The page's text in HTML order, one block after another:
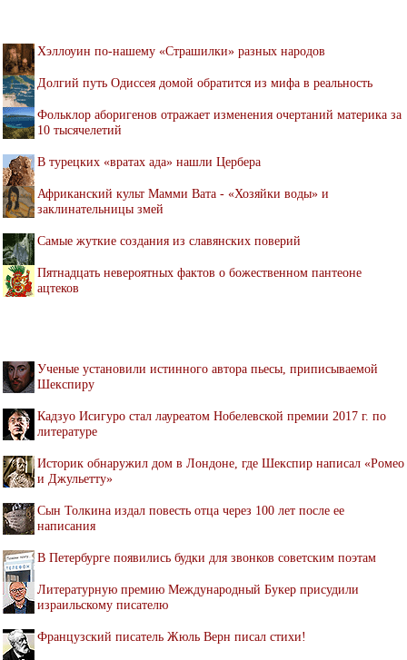
Хэллоуин по-нашему «Страшилки» разных народов
Долгий путь Одиссея домой обратится из мифа в реальность
Фольклор аборигенов отражает изменения очертаний материка за
10 тысячелетий
В турецких «вратах ада» нашли Цербера
Африканский культ Мамми Вата - «Хозяйки воды» и
заклинательницы змей
Самые жуткие создания из славянских поверий
Пятнадцать невероятных фактов о божественном пантеоне
ацтеков
Ученые установили истинного автора пьесы, приписываемой
Шекспиру
Кадзуо Исигуро стал лауреатом Нобелевской премии 2017 г. по
литературе
Историк обнаружил дом в Лондоне, где Шекспир написал «Ромео
и Джульетту»
Сын Толкина издал повесть отца через 100 лет после ее
написания
В Петербурге появились будки для звонков советским поэтам
Литературную премию Международный Букер присудили
израильскому писателю
Французский писатель Жюль Верн писал стихи!